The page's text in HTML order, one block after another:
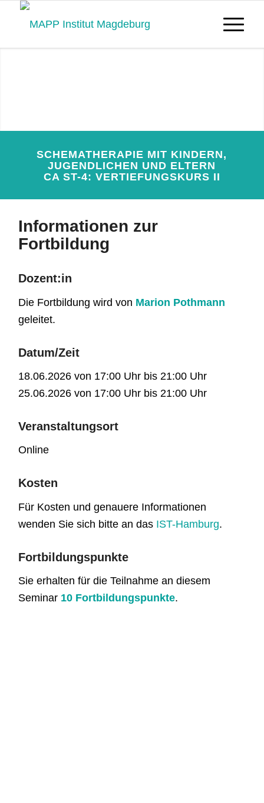
JETZT ANMELDEN
SCHEMATHERAPIE MIT KINDERN,
JUGENDLICHEN UND ELTERN
CA ST-4: VERTIEFUNGSKURS II
Informationen zur
Fortbildung
Dozent:in
Die Fortbildung wird von Marion Pothmann
geleitet.
Datum/Zeit
18.06.2026 von 17:00 Uhr bis 21:00 Uhr
25.06.2026 von 17:00 Uhr bis 21:00 Uhr
Veranstaltungsort
Online
Kosten
Für Kosten und genauere Informationen
wenden Sie sich bitte an das IST-Hamburg.
Fortbildungspunkte
Sie erhalten für die Teilnahme an diesem
Seminar 10 Fortbildungspunkte.